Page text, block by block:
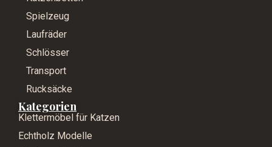
Spielzeug
Laufräder
Schlösser
Transport
Rucksäcke
Kategorien
Klettermöbel für Katzen
Echtholz Modelle